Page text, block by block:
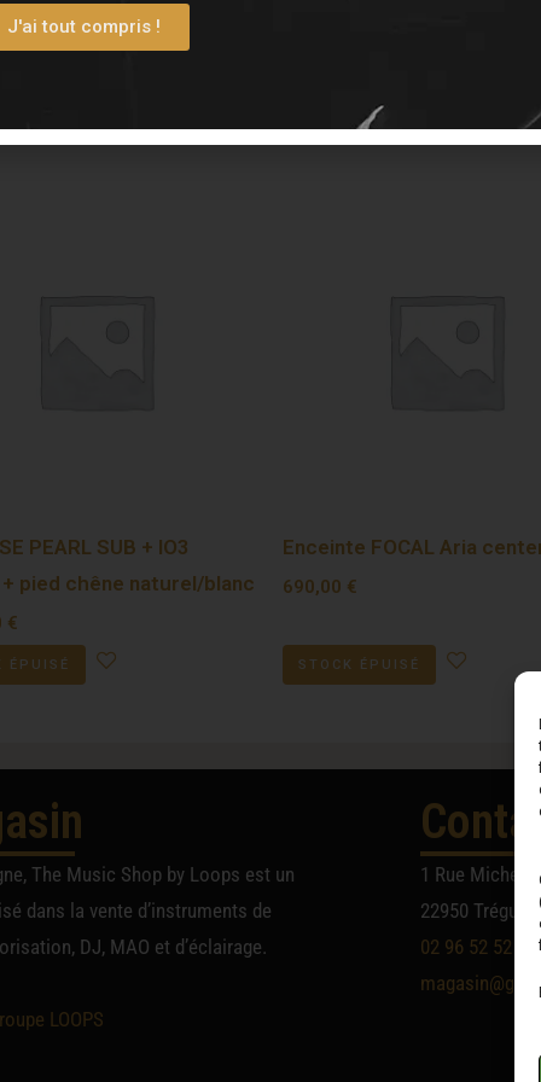
PEARL SUB + IO3
pied chêne naturel/blanc
€
ÉPUISÉ
Enceinte FOCAL Aria
690,00 €
STOCK ÉPUISÉ
The Music Shop by Loops est un
dans la vente d’instruments de
DJ, MAO et d’éclairage.
LOOPS
1 Rue Michel
22950
02 96 52 52 52
J'ai tout compris !